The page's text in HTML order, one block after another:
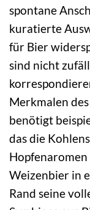
spontane
kuratierte
für Bier
sind nicht
Merkmalen
benötigt
das die
Weizenbier in
Rand seine